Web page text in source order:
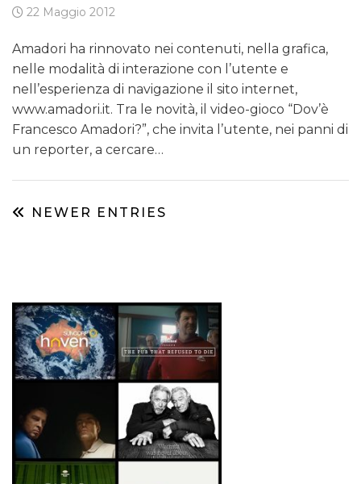
22 Maggio 2012
Amadori ha rinnovato nei contenuti, nella grafica,
nelle modalità di interazione con l’utente e
nell’esperienza di navigazione il sito internet,
www.amadori.it. Tra le novità, il video-gioco “Dov’è
Francesco Amadori?”, che invita l’utente, nei panni di
un reporter, a cercare…
NEWER ENTRIES